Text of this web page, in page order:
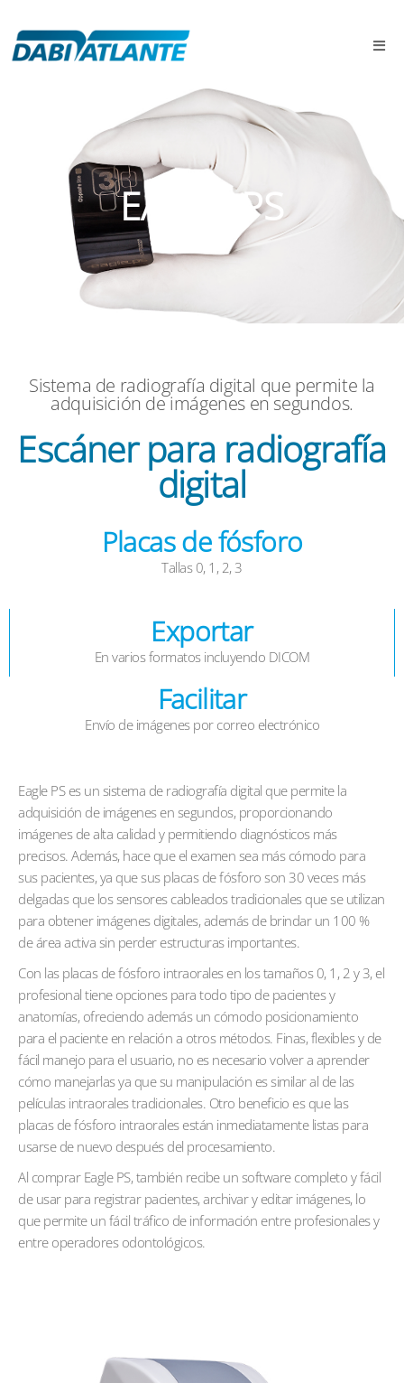
EAGLE PS
Sistema de radiografía digital que permite la
adquisición de imágenes en segundos.
Escáner para radiografía
digital
Placas de fósforo
Tallas 0, 1, 2, 3
Exportar
En varios formatos incluyendo DICOM
Facilitar
Envío de imágenes por correo electrónico
Eagle PS es un sistema de radiografía digital que permite la
adquisición de imágenes en segundos, proporcionando
imágenes de alta calidad y permitiendo diagnósticos más
precisos. Además, hace que el examen sea más cómodo para
sus pacientes, ya que sus placas de fósforo son 30 veces más
delgadas que los sensores cableados tradicionales que se utilizan
para obtener imágenes digitales, además de brindar un 100 %
de área activa sin perder estructuras importantes.
Con las placas de fósforo intraorales en los tamaños 0, 1, 2 y 3, el
profesional tiene opciones para todo tipo de pacientes y
anatomías, ofreciendo además un cómodo posicionamiento
para el paciente en relación a otros métodos. Finas, flexibles y de
fácil manejo para el usuario, no es necesario volver a aprender
cómo manejarlas ya que su manipulación es similar al de las
películas intraorales tradicionales. Otro beneficio es que las
placas de fósforo intraorales están inmediatamente listas para
usarse de nuevo después del procesamiento.
Al comprar Eagle PS, también recibe un software completo y fácil
de usar para registrar pacientes, archivar y editar imágenes, lo
que permite un fácil tráfico de información entre profesionales y
entre operadores odontológicos.